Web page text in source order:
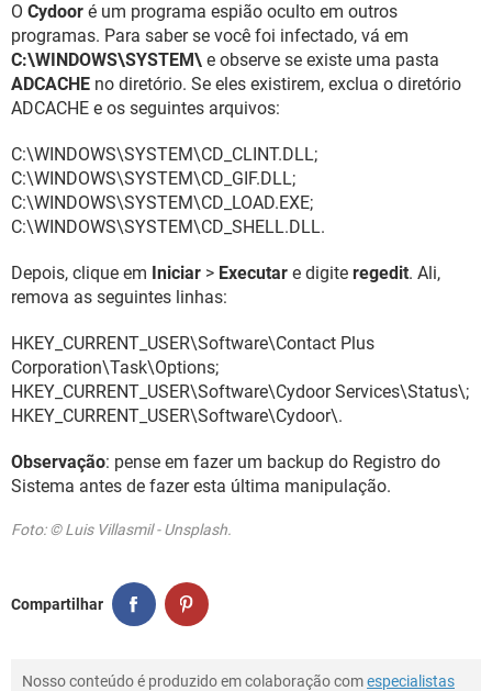
O Cydoor é um programa espião oculto em outros
programas. Para saber se você foi infectado, vá em
C:\WINDOWS\SYSTEM\ e observe se existe uma pasta
ADCACHE no diretório. Se eles existirem, exclua o diretório
ADCACHE e os seguintes arquivos:
C:\WINDOWS\SYSTEM\CD_CLINT.DLL;
C:\WINDOWS\SYSTEM\CD_GIF.DLL;
C:\WINDOWS\SYSTEM\CD_LOAD.EXE;
C:\WINDOWS\SYSTEM\CD_SHELL.DLL.
Depois, clique em Iniciar > Executar e digite regedit. Ali,
remova as seguintes linhas:
HKEY_CURRENT_USER\Software\Contact Plus
Corporation\Task\Options;
HKEY_CURRENT_USER\Software\Cydoor Services\Status\;
HKEY_CURRENT_USER\Software\Cydoor\.
Observação: pense em fazer um backup do Registro do
Sistema antes de fazer esta última manipulação.
Foto: © Luis Villasmil - Unsplash.
Compartilhar
Nosso conteúdo é produzido em colaboração comespecialistas